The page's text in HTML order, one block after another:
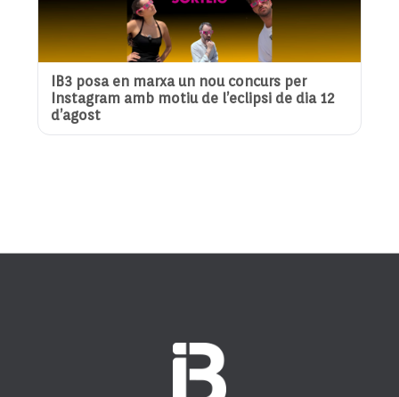
IB3 posa en marxa un nou concurs per
Instagram amb motiu de l’eclipsi de dia 12
d’agost